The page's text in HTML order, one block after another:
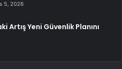
5, 2026
Artış Yeni Güvenlik Planını